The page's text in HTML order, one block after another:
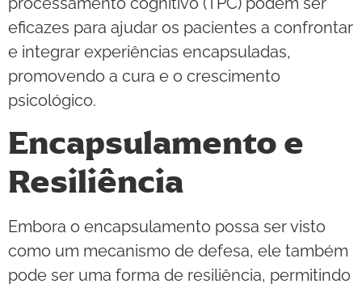
eficazes para ajudar os pacientes a confrontar
e integrar experiências encapsuladas,
promovendo a cura e o crescimento
psicológico.
Encapsulamento e
Resiliência
Embora o encapsulamento possa ser visto
como um mecanismo de defesa, ele também
pode ser uma forma de resiliência, permitindo